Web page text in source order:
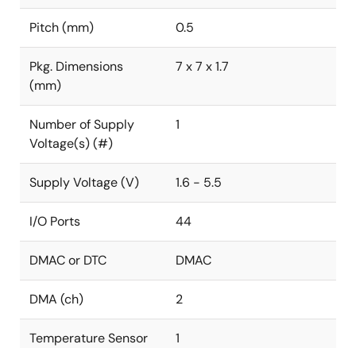
Pitch (mm) 0.5
Pkg. Dimensions
(mm)
7 x 7 x 1.7
Number of Supply
Voltage(s) (#)
1
Supply Voltage (V) 1.6 - 5.5
I/O Ports 44
DMAC or DTC DMAC
DMA (ch) 2
Temperature Sensor
1